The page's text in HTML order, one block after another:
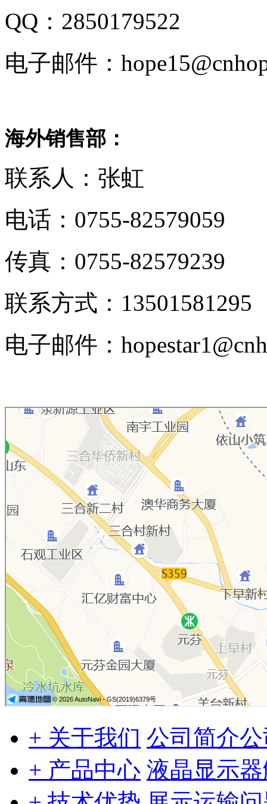
QQ：2850179522
电子邮件：
海外销售部：
联系人：张虹
电话：0755-82579059
传真：0755-82579239
联系方式：13501581295
电子邮件：
+ 关于我们 公司简介
+ 产品中心 液晶显示器